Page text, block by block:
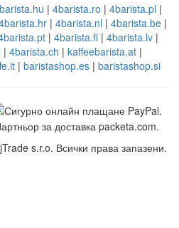
| 4barista.ro | 4barista.pl |
| 4barista.nl | 4barista.be |
| 4barista.fi | 4barista.lv |
| 4barista.ch | kaffeebarista.at |
| baristashop.es| baristashop.si
s.r.o. Всички права запазени.